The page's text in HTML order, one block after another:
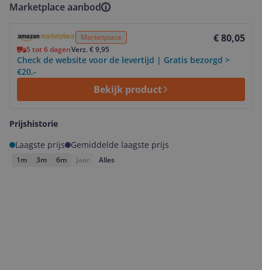
Marketplace aanbod
Marketplace € 80,05
5 tot 6 dagenVerz. € 9,95
Check de website voor de levertijd | Gratis bezorgd >
€20,-
Bekijk product
Prijshistorie
Laagste prijs
Gemiddelde laagste prijs
1m 3m 6m Jaar Alles